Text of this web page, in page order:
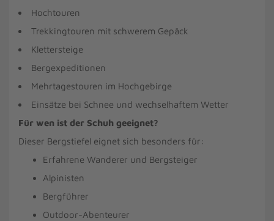
Hochtouren
Trekkingtouren mit schwerem Gepäck
Klettersteige
Bergexpeditionen
Mehrtagestouren im Hochgebirge
Einsätze bei Schnee und wechselhaftem Wetter
Für wen ist der Schuh geeignet?
Dieser Bergstiefel eignet sich besonders für:
Erfahrene Wanderer und Bergsteiger
Alpinisten
Bergführer
Outdoor-Abenteurer